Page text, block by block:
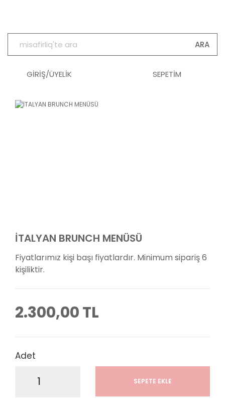
ARA
GİRİŞ/ÜYELİK SEPETİM
İTALYAN BRUNCH MENÜSÜ
Fiyatlarımız kişi başı fiyatlardır. Minimum sipariş 6
kişiliktir.
2.300,00 TL
Adet
SEPETE EKLE